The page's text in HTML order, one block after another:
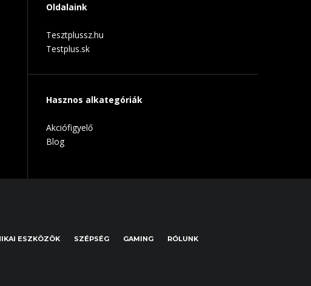
Oldalaink
Tesztplussz.hu
Testplus.sk
Hasznos alkategóriák
Akciófigyelő
Blog
ESZKÖZÖK SZÉPSÉG GAMING RÓLUNK